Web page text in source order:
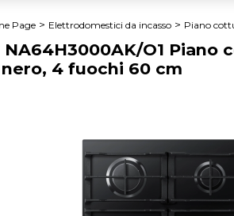
Page Elettrodomestici da incasso Piano
NA64H3000AK/O1 Piano
4 fuochi 60 cm